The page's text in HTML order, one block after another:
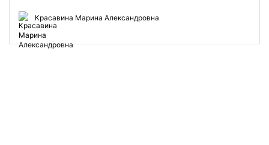
Красавина Марина Александровна